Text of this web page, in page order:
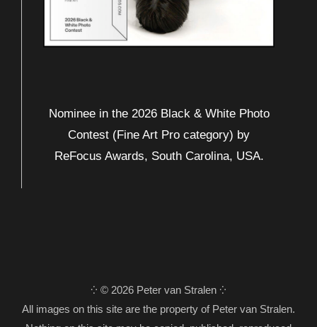
Nominee in the 2026 Black & White Photo
Contest (Fine Art Pro category) by
ReFocus Awards, South Carolina, USA.
⁛ © 2026 Peter van Stralen ⁛
All images on this site are the property of Peter van Stralen.